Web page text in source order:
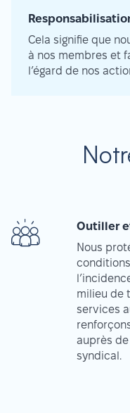
Cela signifie que
à nos membres et
l’égard de nos
Outiller
Nous
milieu de
services
auprès de
syndical.